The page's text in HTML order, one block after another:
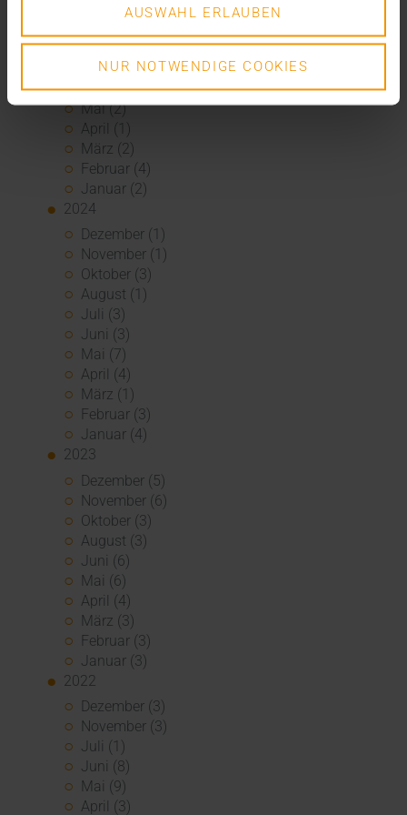
AUSWAHL ERLAUBEN
NUR NOTWENDIGE COOKIES
Oktober (2)
August (3)
Juli (3)
Juni (1)
Mai (2)
April (1)
März (2)
Februar (4)
Januar (2)
2024
Dezember (1)
November (1)
Oktober (3)
August (1)
Juli (3)
Juni (3)
Mai (7)
April (4)
März (1)
Februar (3)
Januar (4)
2023
Dezember (5)
November (6)
Oktober (3)
August (3)
Juni (6)
Mai (6)
April (4)
März (3)
Februar (3)
Januar (3)
2022
Dezember (3)
November (3)
Juli (1)
Juni (8)
Mai (9)
April (3)